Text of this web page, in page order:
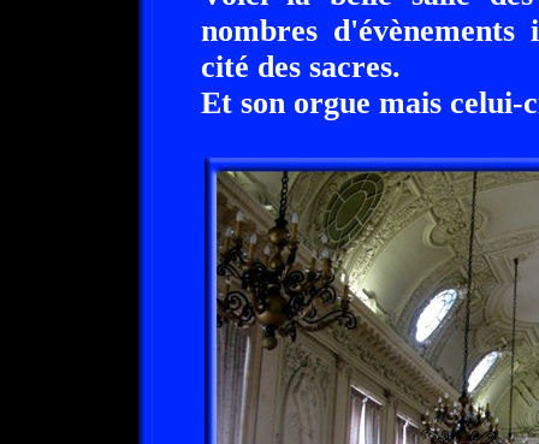
nombres
cité des sacres.
Et son orgue mais celui-